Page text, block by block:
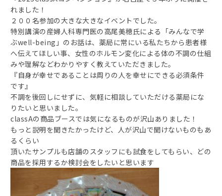
れました！
２００名参加の大きな大きなイベントでした。
特別講演の産婦人科専門医の高尾美穂氏による「みんなで学
ぶwell-being」のお話は、薬局に常にいる私たちから患者様
へ伝えてほしい事、女性のホルモン変化による体の不調の仕組
みや理解などわかりやすく教えていただきました。
『自身が幸せであることは周りの人を幸せにできる必須条件
です』
不調を後回しにせずに、気軽に相談していただける薬局にな
りたいと思いました。
classAの商品ブースでは気になるものが沢山ありました！
もっと説明を聞きたかったけど、人が沢山で聞けないものもあ
るくらい
頂いたサンプルも店舗のスタッフにも試食をしてもらい、どの
商品を採用するか検討会をしたいと思います